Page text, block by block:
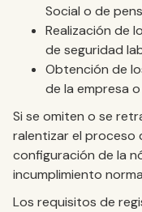
Social o de
Realización de
de seguridad
Obtención de
de la empresa
Si se omiten o se
ralentizar el proceso
configuración de la
incumplimiento
Los requisitos de